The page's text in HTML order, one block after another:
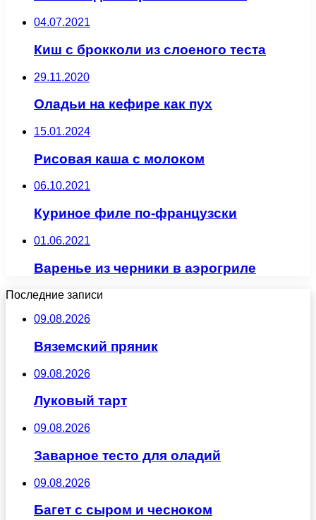
04.07.2021
Киш с брокколи из слоеного теста
29.11.2020
Оладьи на кефире как пух
15.01.2024
Рисовая каша с молоком
06.10.2021
Куриное филе по-французски
01.06.2021
Варенье из черники в аэрогриле
Последние записи
09.08.2026
Вяземский пряник
09.08.2026
Луковый тарт
09.08.2026
Заварное тесто для оладий
09.08.2026
Багет с сыром и чесноком